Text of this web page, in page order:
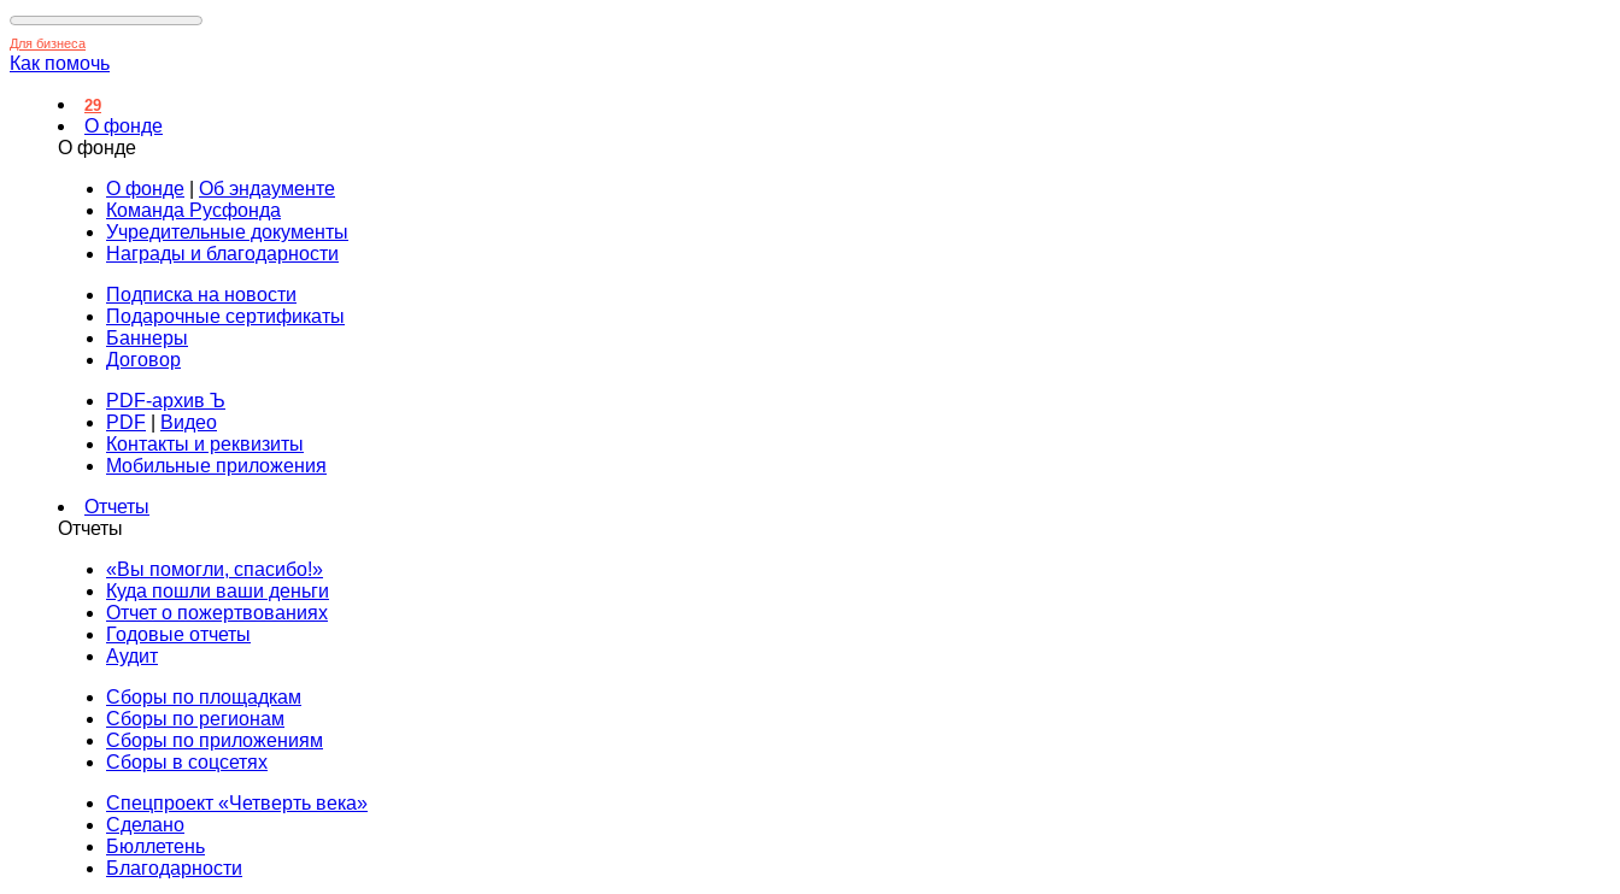
Для бизнеса
Как помочь
29
О фонде
О фонде
О фонде
Об эндаументе
Команда Русфонда
Учредительные документы
Награды и благодарности
Подписка на новости
Подарочные сертификаты
Баннеры
Договор
PDF-архив Ъ
PDF
Видео
Контакты и реквизиты
Мобильные приложения
Отчеты
Отчеты
«Вы помогли, спасибо!»
Куда пошли ваши деньги
Отчет о пожертвованиях
Годовые отчеты
Аудит
Сборы по площадкам
Сборы по регионам
Сборы по приложениям
Сборы в соцсетях
Спецпроект «Четверть века»
Сделано
Бюллетень
Благодарности